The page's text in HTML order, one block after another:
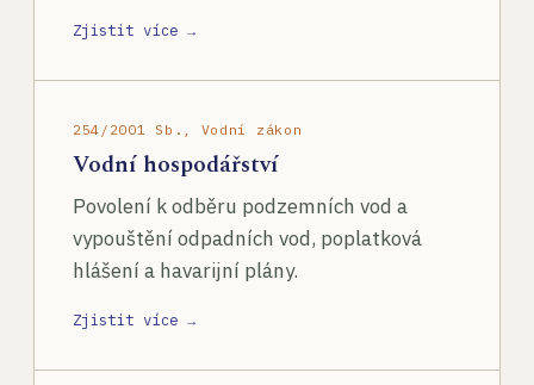
Zjistit více →
254/2001 Sb., Vodní zákon
Vodní hospodářství
Povolení k odběru podzemních vod a
vypouštění odpadních vod, poplatková
hlášení a havarijní plány.
Zjistit více →